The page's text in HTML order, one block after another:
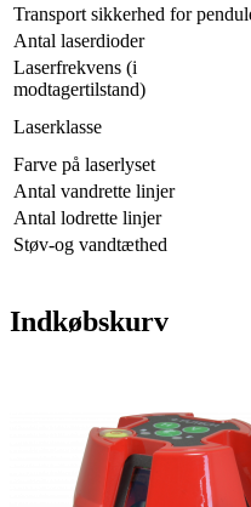
Transport sikkerhed for
Antal laserdioder
Laserfrekvens (i
modtagertilstand)
Laserklasse
Farve på laserlyset
Antal vandrette linjer
Antal lodrette linjer
Støv-og vandtæthed
Indkøbskurv